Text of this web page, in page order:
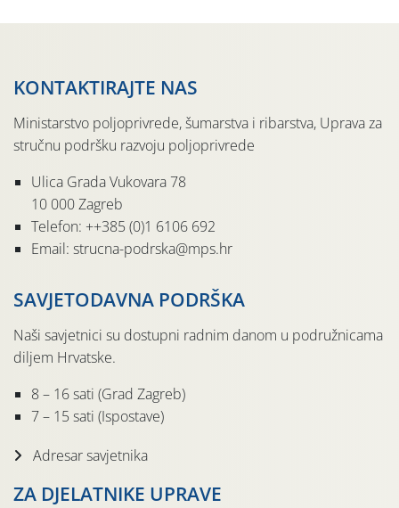
KONTAKTIRAJTE NAS
Ministarstvo poljoprivrede, šumarstva i ribarstva, Uprava za
stručnu podršku razvoju poljoprivrede
Ulica Grada Vukovara 78
10 000 Zagreb
Telefon: ++385 (0)1 6106 692
Email: strucna-podrska@mps.hr
SAVJETODAVNA PODRŠKA
Naši savjetnici su dostupni radnim danom u podružnicama
diljem Hrvatske.
8 – 16 sati (Grad Zagreb)
7 – 15 sati (Ispostave)
Adresar savjetnika
ZA DJELATNIKE UPRAVE